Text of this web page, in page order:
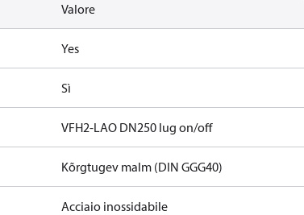
Valore
Yes
Sì
VFH2-LAO DN250 lug on/off
Kõrgtugev malm (DIN GGG40)
Acciaio inossidabile